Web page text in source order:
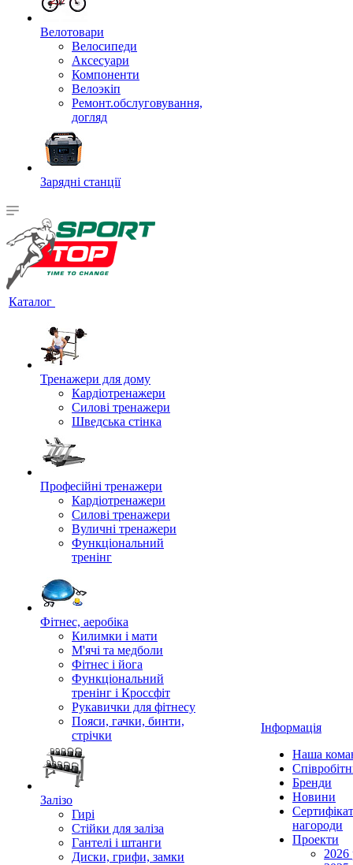
Велотовари
Велосипеди
Аксесуари
Компоненти
Велоэкіп
Ремонт.обслуговування,
догляд
Зарядні станції
Каталог
Тренажери для дому
Кардіотренажери
Силові тренажери
Шведська стінка
Професійні тренажери
Кардіотренажери
Силові тренажери
Вуличні тренажери
Функціональний
тренінг
Фітнес, аеробіка
Килимки і мати
М'ячі та медболи
Фітнес і йога
Функціональний
тренінг і Кроссфіт
Рукавички для фітнесу
Пояси, гачки, бинти,
стрічки
Залізо
Гирі
Стійки для заліза
Гантелі і штанги
Диски, грифи, замки
Інформація
Наша
Бренди
Новини
нагороди
Проекти
2026